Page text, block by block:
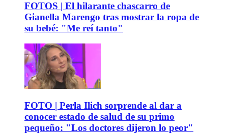
FOTOS | El hilarante chascarro de
Gianella Marengo tras mostrar la ropa de
su bebé: "Me reí tanto"
FOTO | Perla Ilich sorprende al dar a
conocer estado de salud de su primo
pequeño: "Los doctores dijeron lo peor"